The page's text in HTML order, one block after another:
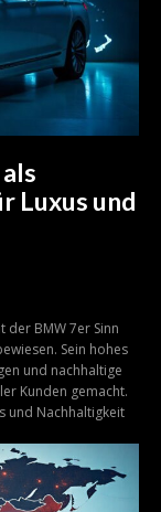
Luxus und
BMW 7er Sinn
Sein hohes
und nachhaltige
Kunden gemacht.
und Nachhaltigkeit